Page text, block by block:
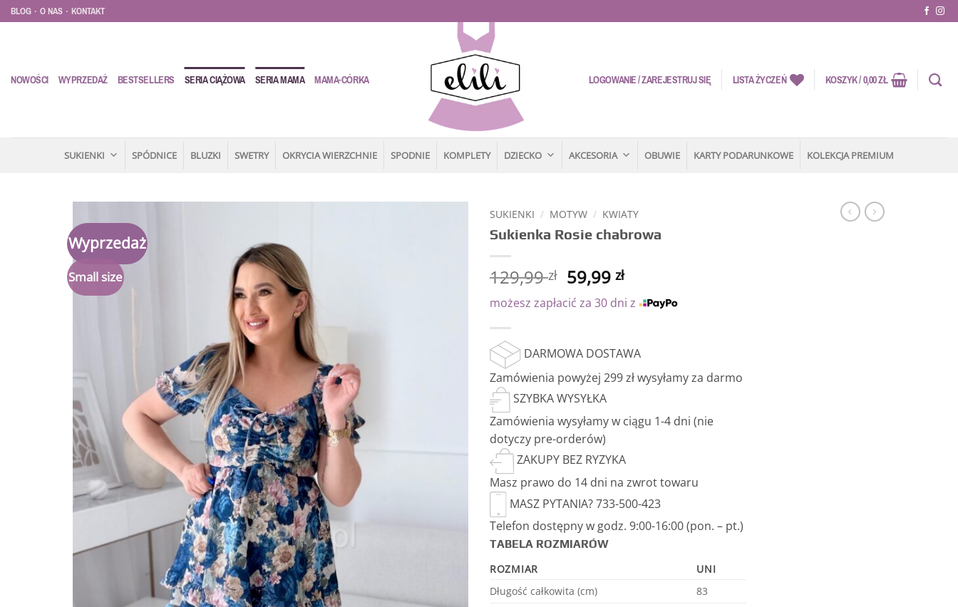
Przewiń
do
BLOG . O NAS . KONTAKT
NOWOŚCI WYPRZEDAŻ BESTSELLERS SERIA CIĄŻOWA SERIA MAMA MAMA-CÓRKA LOGOWANIE / ZAREJESTRUJ SIĘ LISTA ŻYCZEŃ KOSZYK /0,00ZŁ
SUKIENKI SPÓDNICE BLUZKI SWETRY OKRYCIA WIERZCHNIE SPODNIE KOMPLETY DZIECKO AKCESORIA OBUWIE KARTY PODARUNKOWE KOLEKCJA PREMIUM
Wyprzedaż
Small size
SUKIENKI / MOTYW / KWIATY
Sukienka Rosie chabrowa
129,99zł 59,99zł
możesz zapłacić za 30 dni z
DARMOWA DOSTAWA
Zamówienia powyżej 299 zł wysyłamy za darmo
SZYBKA WYSYŁKA
Zamówienia wysyłamy w ciągu 1-4 dni (nie
dotyczy pre-orderów)
ZAKUPY BEZ RYZYKA
Masz prawo do 14 dni na zwrot towaru
MASZ PYTANIA? 733-500-423
Telefon dostępny w godz. 9:00-16:00 (pon. – pt.)
TABELA ROZMIARÓW
ROZMIAR
UNI
Długość całkowita (cm)
83